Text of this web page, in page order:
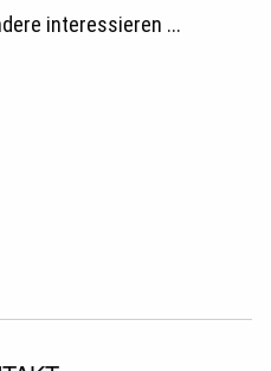
interessieren ...